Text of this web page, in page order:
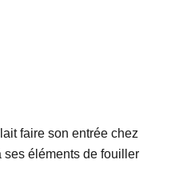
faire son entrée chez
ses éléments de fouiller